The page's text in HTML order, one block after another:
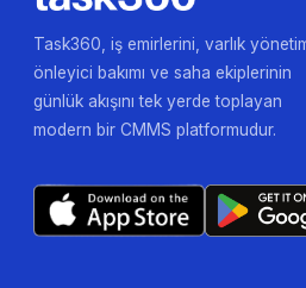
Task360, iş emirlerini, varlık
önleyici bakımı ve saha ekiplerinin
günlük akışını tek yerde toplayan
modern bir CMMS platformudur.